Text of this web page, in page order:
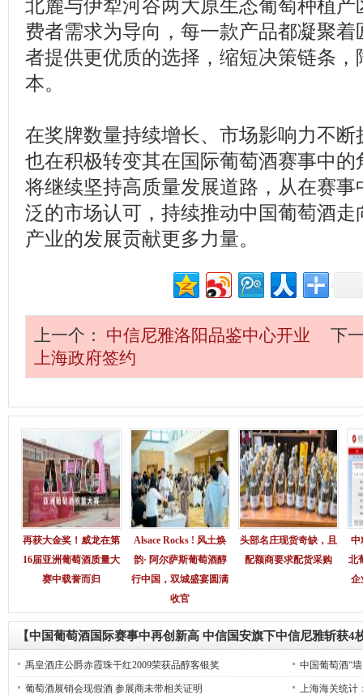
北麓与伊犁河谷两大原生态葡萄种植
费者需求为导向，每一款产品都凝聚
者提供更优质的选择，缩短决策链条，
本。
在奖牌数量持续增长、市场影响力不
也在积极转变其在国际葡萄酒赛事中
将继续坚持高质量发展道路，从在赛事
泛的市场认可，持续推动中国葡萄酒
产业的发展贡献更多力量。
上一个： 中信尼雅洛阳品鉴中心开业
下
上海政府签约
再获大金奖！威龙在第
16届亚洲葡萄酒质量大
赛中载誉而归
Alsace Rocks ! 风土焕
韵· 阿尔萨斯葡萄酒醇
行中国，双城盛宴圆满
收官
头部名庄现货奇缺，且
配额商要求配货采购
中
北
企
【中国葡萄酒国际赛事中再创新高 中信国安旗下中信尼雅斩获4
禹皇酒庄公爵赤霞珠干红2009荣获品醇客银奖 中国葡萄酒“
葡萄酒展销会现假酒 参展商未带相关证明 上海海关统计